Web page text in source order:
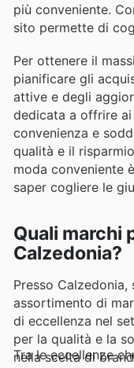
più conveniente.
sito permette di
Per ottenere il
pianificare gli
attive e degli
dedicata a offrire
convenienza e
qualità e il
moda conveniente
saper cogliere le
Quali marchi
Calzedonia?
Presso
assortimento di
di eccellenza nel
per la qualità e la
nella scelta di
Tra le eccellenze